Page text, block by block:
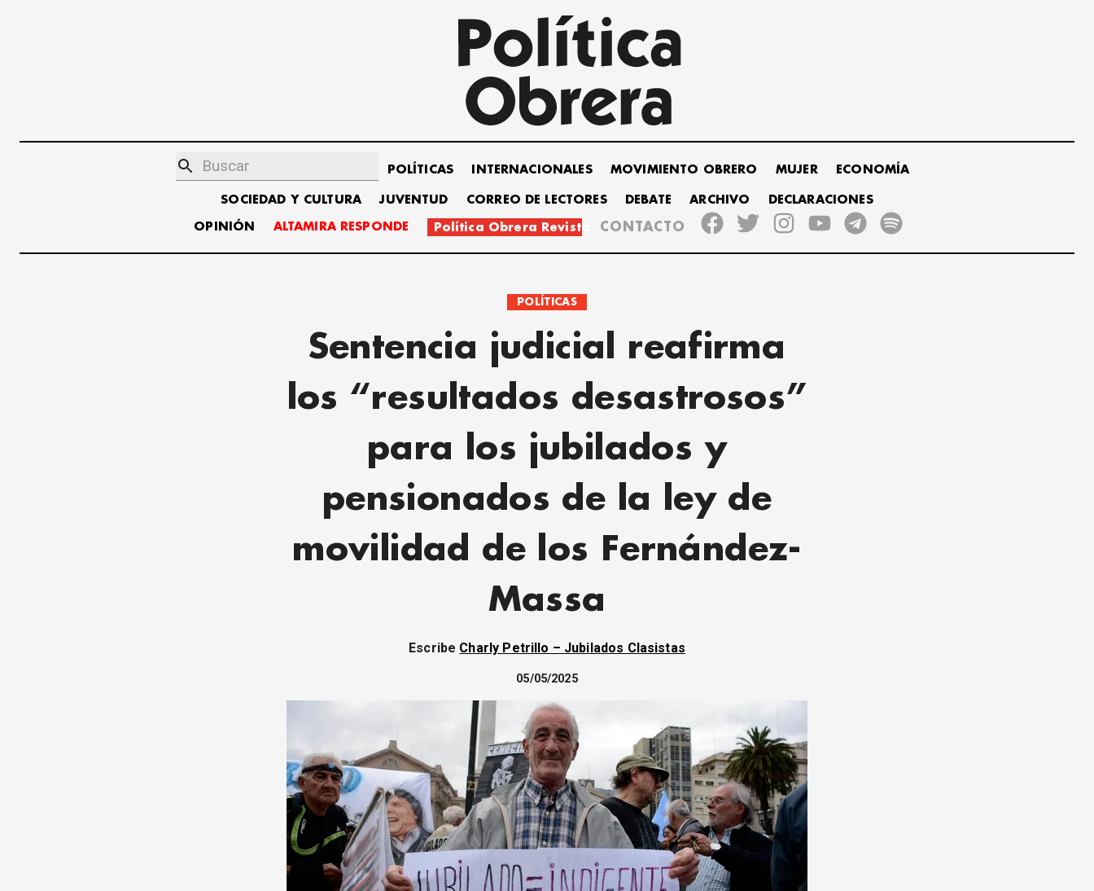
POLÍTICAS INTERNACIONALES MOVIMIENTO OBRERO MUJER ECONOMÍA
SOCIEDAD Y CULTURA JUVENTUD CORREO DE LECTORES DEBATE ARCHIVO DECLARACIONES
OPINIÓN ALTAMIRA RESPONDE Política Obrera Revista CONTACTO
POLÍTICAS
Sentencia judicial reafirma
los “resultados desastrosos”
para los jubilados y
pensionados de la ley de
movilidad de los Fernández-
Massa
Escribe Charly Petrillo – Jubilados Clasistas
05/05/2025